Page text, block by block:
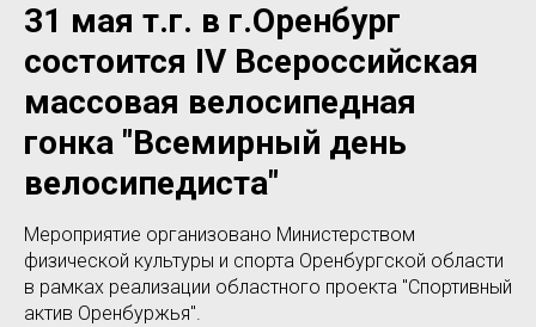
31 мая т.г. в г.Оренбург
состоится IV Всероссийская
массовая велосипедная
гонка "Всемирный день
велосипедиста"
Мероприятие организовано Министерством
физической культуры и спорта Оренбургской области
в рамках реализации областного проекта "Спортивный
актив Оренбуржья".